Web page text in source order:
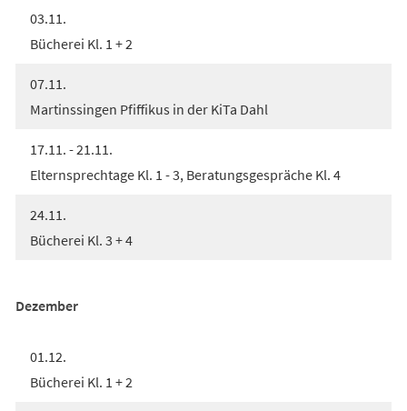
03.11.
Bücherei Kl. 1 + 2
07.11.
Martinssingen Pfiffikus in der KiTa Dahl
17.11. - 21.11.
Elternsprechtage Kl. 1 - 3, Beratungsgespräche Kl. 4
24.11.
Bücherei Kl. 3 + 4
Dezember
01.12.
Bücherei Kl. 1 + 2